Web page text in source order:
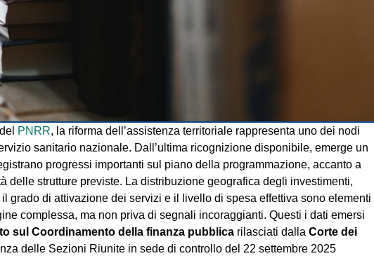
PNRR, la riforma dell’assistenza territoriale rappresenta uno dei nodi
sanitario nazionale. Dall’ultima ricognizione disponibile, emerge un
progressi importanti sul piano della programmazione, accanto a
delle strutture previste. La distribuzione geografica degli investimenti,
il grado di attivazione dei servizi e il livello di spesa effettiva sono elementi
complessa, ma non priva di segnali incoraggianti. Questi i dati emersi
sul Coordinamento della finanza pubblica rilasciati dalla Corte dei
delle Sezioni Riunite in sede di controllo del 22 settembre 2025